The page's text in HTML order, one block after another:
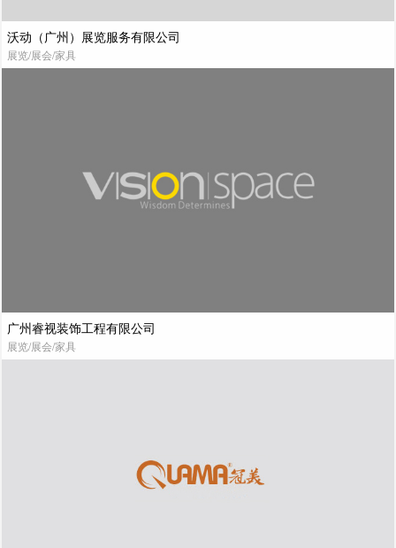
沃动（广州）展览服务有限公司
展览/展会/家具
广州睿视装饰工程有限公司
展览/展会/家具